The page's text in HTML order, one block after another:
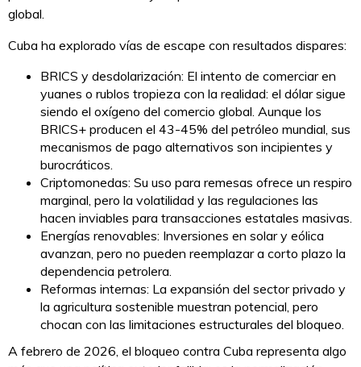
global.
Cuba ha explorado vías de escape con resultados dispares:
BRICS y desdolarización: El intento de comerciar en
yuanes o rublos tropieza con la realidad: el dólar sigue
siendo el oxígeno del comercio global. Aunque los
BRICS+ producen el 43-45% del petróleo mundial, sus
mecanismos de pago alternativos son incipientes y
burocráticos.
Criptomonedas: Su uso para remesas ofrece un respiro
marginal, pero la volatilidad y las regulaciones las
hacen inviables para transacciones estatales masivas.
Energías renovables: Inversiones en solar y eólica
avanzan, pero no pueden reemplazar a corto plazo la
dependencia petrolera.
Reformas internas: La expansión del sector privado y
la agricultura sostenible muestran potencial, pero
chocan con las limitaciones estructurales del bloqueo.
A febrero de 2026, el bloqueo contra Cuba representa algo